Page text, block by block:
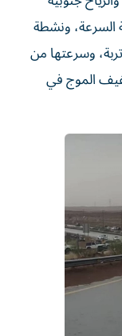
السرعة، ونشطة
وسرعتها من
خفيف الموج في